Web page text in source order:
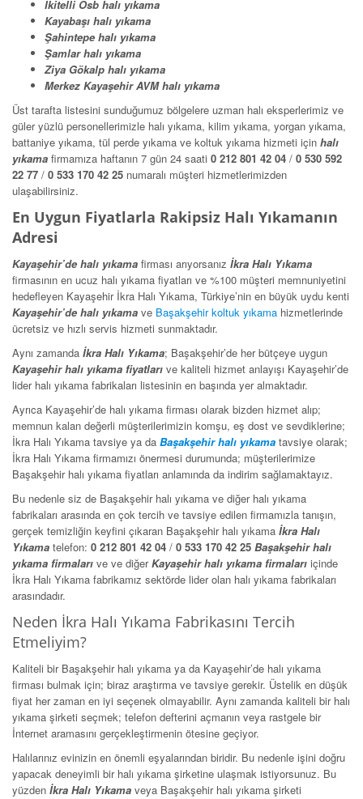
İkitelli Osb halı yıkama
Kayabaşı halı yıkama
Şahintepe halı yıkama
Şamlar halı yıkama
Ziya Gökalp halı yıkama
Merkez Kayaşehir AVM halı yıkama
Üst tarafta listesini sunduğumuz bölgelere uzman halı eksperlerimiz ve
güler yüzlü personellerimizle halı yıkama, kilim yıkama, yorgan yıkama,
battaniye yıkama, tül perde yıkama ve koltuk yıkama hizmeti için halı
yıkama firmamıza haftanın 7 gün 24 saati 0 212 801 42 04 / 0 530 592
22 77 / 0 533 170 42 25 numaralı müşteri hizmetlerimizden
ulaşabilirsiniz.
En Uygun Fiyatlarla Rakipsiz Halı Yıkamanın
Adresi
Kayaşehir’de halı yıkama firması arıyorsanız İkra Halı Yıkama
firmasının en ucuz halı yıkama fiyatları ve %100 müşteri memnuniyetini
hedefleyen Kayaşehir İkra Halı Yıkama, Türkiye’nin en büyük uydu kenti
Kayaşehir’de halı yıkama ve Başakşehir koltuk yıkama hizmetlerinde
ücretsiz ve hızlı servis hizmeti sunmaktadır.
Aynı zamanda İkra Halı Yıkama; Başakşehir’de her bütçeye uygun
Kayaşehir halı yıkama fiyatları ve kaliteli hizmet anlayışı Kayaşehir’de
lider halı yıkama fabrikaları listesinin en başında yer almaktadır.
Ayrıca Kayaşehir’de halı yıkama firması olarak bizden hizmet alıp;
memnun kalan değerli müşterilerimizin komşu, eş dost ve sevdiklerine;
İkra Halı Yıkama tavsiye ya da Başakşehir halı yıkama tavsiye olarak;
İkra Halı Yıkama firmamızı önermesi durumunda; müşterilerimize
Başakşehir halı yıkama fiyatları anlamında da indirim sağlamaktayız.
Bu nedenle siz de Başakşehir halı yıkama ve diğer halı yıkama
fabrikaları arasında en çok tercih ve tavsiye edilen firmamızla tanışın,
gerçek temizliğin keyfini çıkaran Başakşehir halı yıkama İkra Halı
Yıkama telefon: 0 212 801 42 04 / 0 533 170 42 25 Başakşehir halı
yıkama firmaları ve ve diğerKayaşehirhalı yıkama firmaları içinde
İkra Halı Yıkama fabrikamız sektörde lider olan halı yıkama fabrikaları
arasındadır.
Neden İkra Halı Yıkama Fabrikasını Tercih
Etmeliyim?
Kaliteli bir Başakşehir halı yıkama ya da Kayaşehir’de halı yıkama
firması bulmak için; biraz araştırma ve tavsiye gerekir. Üstelik en düşük
fiyat her zaman en iyi seçenek olmayabilir. Aynı zamanda kaliteli bir halı
yıkama şirketi seçmek; telefon defterini açmanın veya rastgele bir
İnternet aramasını gerçekleştirmenin ötesine geçiyor.
Halılarınız evinizin en önemli eşyalarından biridir. Bu nedenle işini doğru
yapacak deneyimli bir halı yıkama şirketine ulaşmak istiyorsunuz. Bu
yüzden İkra Halı Yıkama veya Başakşehir halı yıkama şirketi